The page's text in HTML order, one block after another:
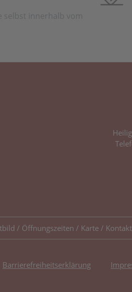
selbst innerhalb vom
/ Öffnungszeiten / Karte / Kontakt
Barrierefreiheitserklärung